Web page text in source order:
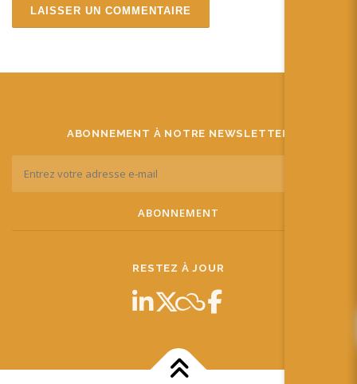
ABONNEMENT À NOTRE NEWSLETTER
RESTEZ À JOUR